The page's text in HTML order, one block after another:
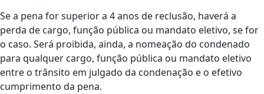
Se a pena for superior a 4 anos de reclusão, haverá a
perda de cargo, função pública ou mandato eletivo, se for
o caso. Será proibida, ainda, a nomeação do condenado
para qualquer cargo, função pública ou mandato eletivo
entre o trânsito em julgado da condenação e o efetivo
cumprimento da pena.